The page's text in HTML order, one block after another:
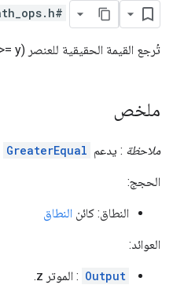
#include <math_ops.h>
تُرجع القيمة الحقيقية للعنصر (x >= y).
ملخص
ملاحظة : يدعم GreaterEqual
الحجج:
النطاق: كائن النطاق
العوائد:
Output : الموتر z.